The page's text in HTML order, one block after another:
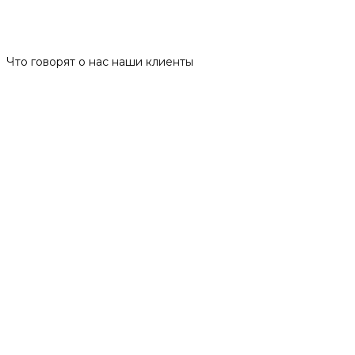
Что говорят о нас наши клиенты